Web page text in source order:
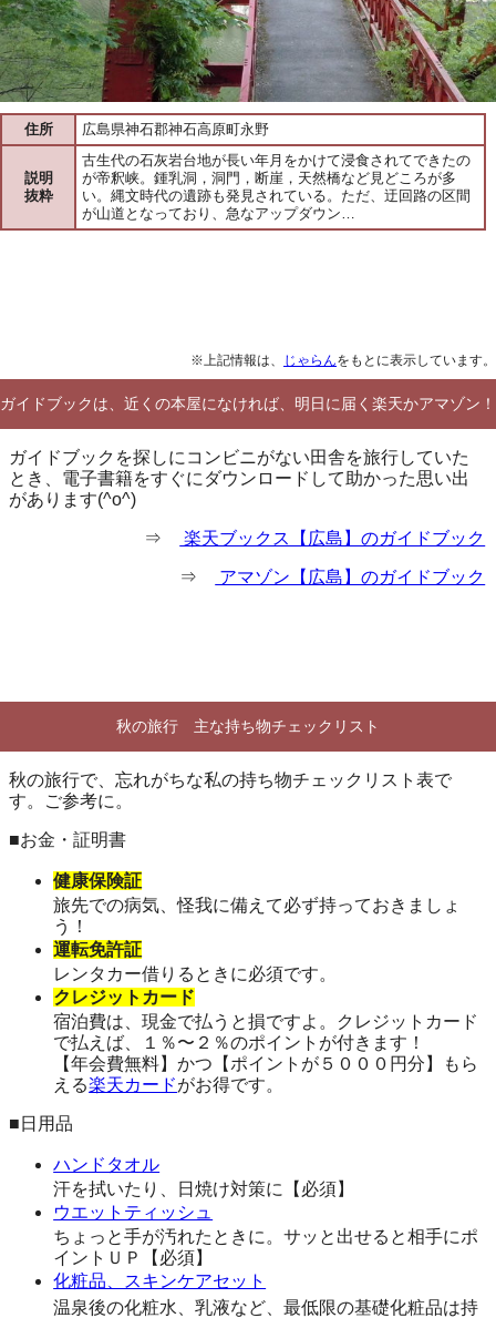
住所 広島県神石郡神石高原町永野
説明
抜粋
古生代の石灰岩台地が長い年月をかけて浸食されてできたの
が帝釈峡。鍾乳洞，洞門，断崖，天然橋など見どころが多
い。縄文時代の遺跡も発見されている。ただ、迂回路の区間
が山道となっており、急なアップダウン…
※上記情報は、 じゃらんをもとに表示しています。
ガイドブックは、近くの本屋になければ、明日に届く楽天かアマゾン！
ガイドブックを探しにコンビニがない田舎を旅行していた
とき、電子書籍をすぐにダウンロードして助かった思い出
があります(^o^)
⇒ 楽天ブックス【広島】のガイドブック
⇒ アマゾン【広島】のガイドブック
秋の旅行 主な持ち物チェックリスト
秋の旅行で、忘れがちな私の持ち物チェックリスト表で
す。ご参考に。
■お金・証明書
健康保険証
旅先での病気、怪我に備えて必ず持っておきましょ
う！
運転免許証
レンタカー借りるときに必須です。
クレジットカード
宿泊費は、現金で払うと損ですよ。クレジットカード
で払えば、１％〜２％のポイントが付きます！
【年会費無料】かつ【ポイントが５０００円分】もら
える楽天カードがお得です。
■日用品
ハンドタオル
汗を拭いたり、日焼け対策に【必須】
ウエットティッシュ
ちょっと手が汚れたときに。サッと出せると相手にポ
イントＵＰ【必須】
化粧品、スキンケアセット
温泉後の化粧水、乳液など、最低限の基礎化粧品は持